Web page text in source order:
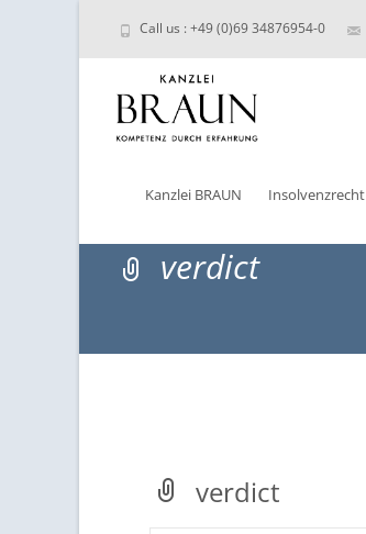
Call us : +49 (0)69 34876954-0
toKanzlei BRAUN Insolvenzrecht
verdict
verdict